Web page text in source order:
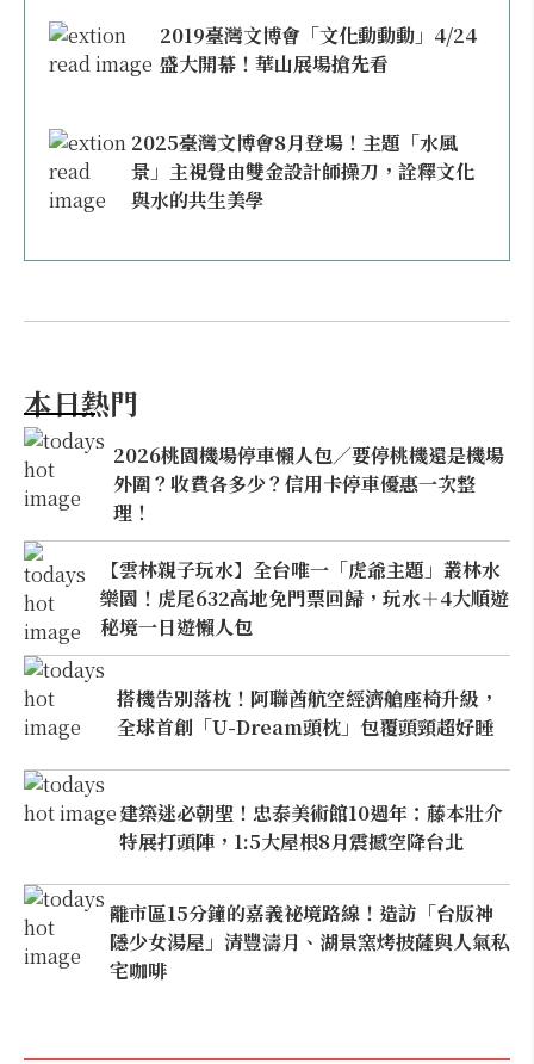
2019臺灣文博會「文化動動動」4/24
盛大開幕！華山展場搶先看
2025臺灣文博會8月登場！主題「水風
景」主視覺由雙金設計師操刀，詮釋文化
與水的共生美學
本日熱門
2026桃園機場停車懶人包／要停桃機還是機場
外圍？收費各多少？信用卡停車優惠一次整
理！
【雲林親子玩水】全台唯一「虎爺主題」叢林水
樂園！虎尾632高地免門票回歸，玩水＋4大順遊
秘境一日遊懶人包
搭機告別落枕！阿聯酋航空經濟艙座椅升級，
全球首創「U-Dream頭枕」包覆頭頸超好睡
建築迷必朝聖！忠泰美術館10週年：藤本壯介
特展打頭陣，1:5大屋根8月震撼空降台北
離市區15分鐘的嘉義祕境路線！造訪「台版神
隱少女湯屋」清豐濤月、湖景窯烤披薩與人氣私
宅咖啡